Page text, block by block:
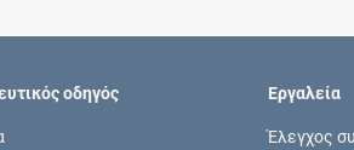
οδηγός Εργαλεία
Έλεγχος